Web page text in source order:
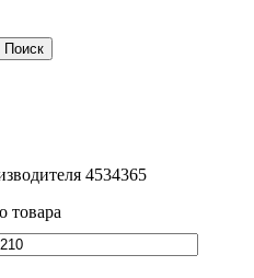
Поиск
4534365
товара
Максимальная